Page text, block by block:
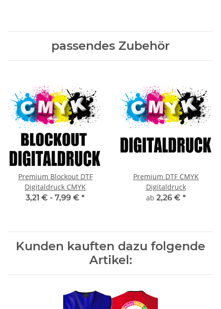
passendes Zubehör
Premium Blockout DTF
Digitaldruck CMYK
3,21 € - 7,99 € *
Premium DTF CMYK
Digitaldruck
ab 2,26 € *
Kunden kauften dazu folgende
Artikel: